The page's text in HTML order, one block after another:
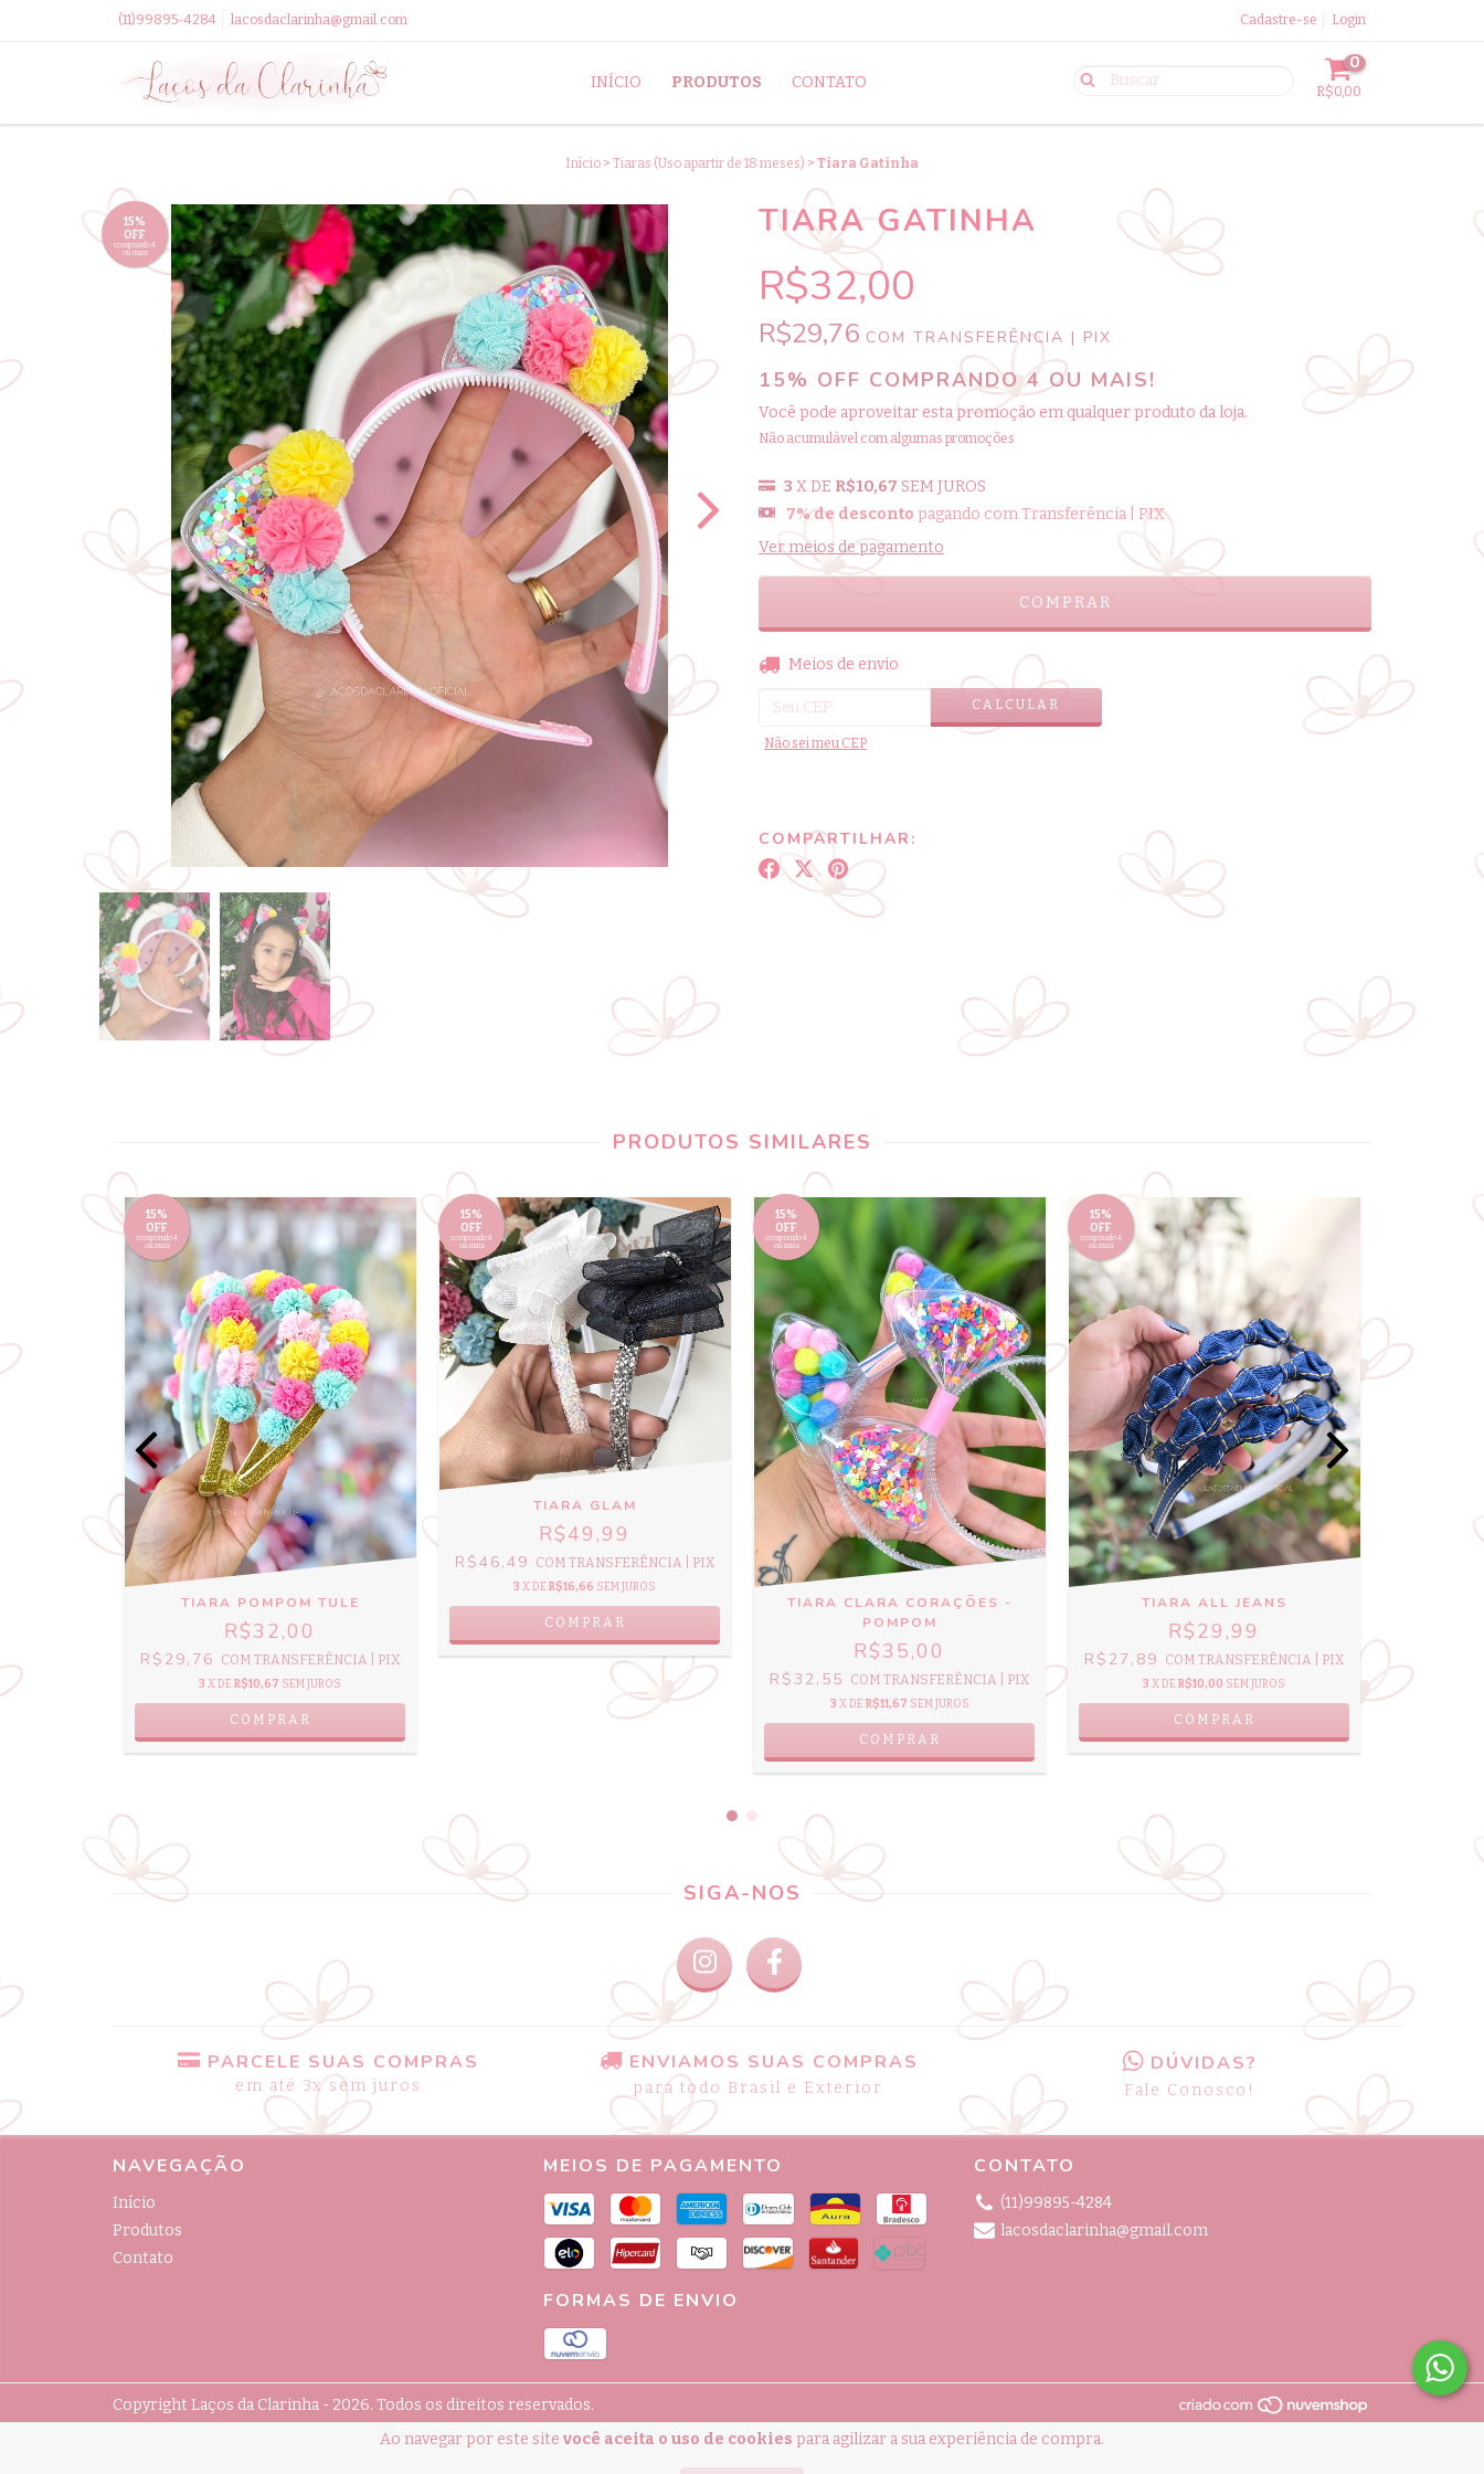
Ao navegar por este site você aceita o uso de cookies para agilizar a sua experiência de compra.
(11)99895-4284 lacosdaclarinha@gmail.com Cadastre-se Login
INÍCIO PRODUTOS CONTATO
0
R$0,00
Início > Tiaras (Uso apartir de 18 meses) > Tiara Gatinha
15%
OFF
comprando 4
ou mais
TIARA GATINHA
R$32,00
R$29,76 COM TRANSFERÊNCIA | PIX
15% OFF COMPRANDO 4 OU MAIS!
Você pode aproveitar esta promoção em qualquer produto da loja.
Não acumulável com algumas promoções
3 X DE R$10,67 SEM JUROS
7% de desconto pagando com Transferência | PIX
Ver meios de pagamento
Entregas para o CEP:
Meios de envio
CALCULAR
Não sei meu CEP
COMPARTILHAR:
PRODUTOS SIMILARES
15%
OFF
comprando 4
ou mais
TIARA POMPOM TULE
R$32,00
R$29,76 COM TRANSFERÊNCIA | PIX
3 X DE R$10,67 SEM JUROS
15%
OFF
comprando 4
ou mais
TIARA GLAM
R$49,99
R$46,49 COM TRANSFERÊNCIA | PIX
3 X DE R$16,66 SEM JUROS
COMPRAR
15%
OFF
comprando 4
ou mais
TIARA CLARA CORAÇÕES -
POMPOM
R$35,00
R$32,55 COM TRANSFERÊNCIA | PIX
3 X DE R$11,67 SEM JUROS
COMPRAR
15%
OFF
comprando 4
ou mais
TIARA ALL JEANS
R$29,99
R$27,89 COM TRANSFERÊNCIA | PIX
3 X DE R$10,00 SEM JUROS
SIGA-NOS
PARCELE SUAS COMPRAS
em até 3x sem juros
ENVIAMOS SUAS COMPRAS
para todo Brasil e Exterior
DÚVIDAS?
Fale Conosco!
NAVEGAÇÃO
Início
Produtos
Contato
MEIOS DE PAGAMENTO
FORMAS DE ENVIO
CONTATO
(11)99895-4284
lacosdaclarinha@gmail.com
Copyright Laços da Clarinha - 2026. Todos os direitos reservados.